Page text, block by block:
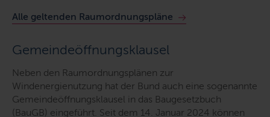
Alle geltenden Raumordnungspläne
Gemeindeöffnungsklausel
Neben den Raumordnungsplänen zur
Windenergienutzung hat der Bund auch eine sogenannte
Gemeindeöffnungsklausel in das Baugesetzbuch
(BauGB) eingeführt. Seit dem 14. Januar 2024 können